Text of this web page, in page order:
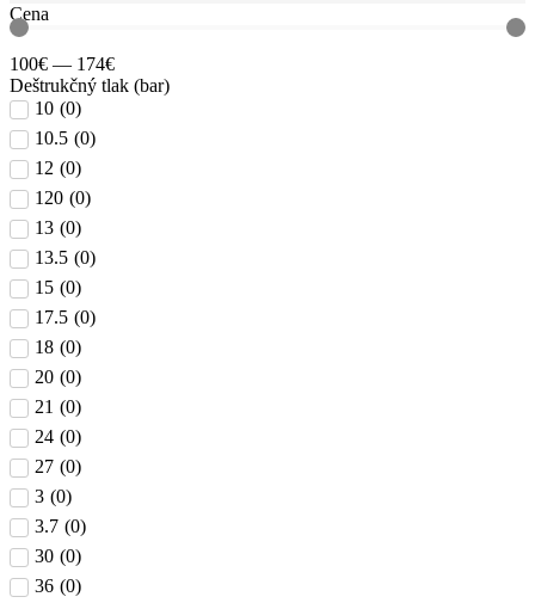
Cena
100€ — 174€
Deštrukčný tlak (bar)
10 (0)
10.5 (0)
12 (0)
120 (0)
13 (0)
13.5 (0)
15 (0)
17.5 (0)
18 (0)
20 (0)
21 (0)
24 (0)
27 (0)
3 (0)
3.7 (0)
30 (0)
36 (0)